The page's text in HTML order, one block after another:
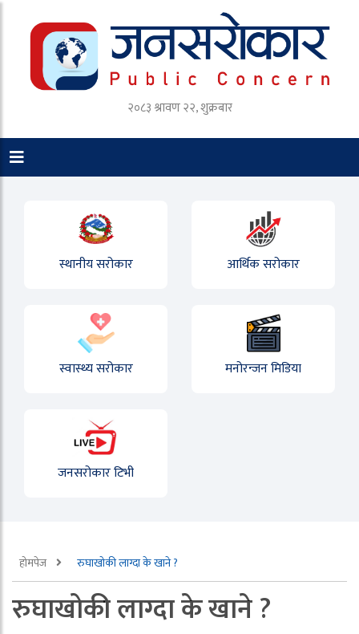
२०८३ श्रावण २२, शुक्रबार
स्थानीय सरोकार आर्थिक सरोकार
स्वास्थ्य सरोकार मनोरन्जन मिडिया
जनसरोकार टिभी
होमपेज रुघाखोकी लाग्दा के खाने ?
रुघाखोकी लाग्दा के खाने ?